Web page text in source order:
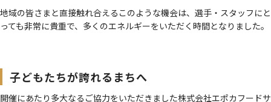
地域の皆さまと直接触れ合えるこのような機会は、選手・スタッフにと
っても非常に貴重で、多くのエネルギーをいただく時間となりました。
子どもたちが誇れるまちへ
開催にあたり多大なるご協力をいただきました株式会社エポカフードサ